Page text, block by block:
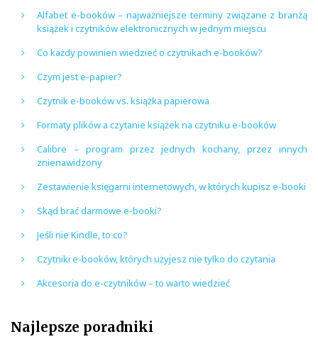
Alfabet e-booków – najważniejsze terminy związane z branżą
książek i czytników elektronicznych w jednym miejscu
Co każdy powinien wiedzieć o czytnikach e-booków?
Czym jest e-papier?
Czytnik e-booków vs. książka papierowa
Formaty plików a czytanie książek na czytniku e-booków
Calibre – program przez jednych kochany, przez innych
znienawidzony
Zestawienie księgarni internetowych, w których kupisz e-booki
Skąd brać darmowe e-booki?
Jeśli nie Kindle, to co?
Czytniki e-booków, których użyjesz nie tylko do czytania
Akcesoria do e-czytników – to warto wiedzieć
Najlepsze poradniki